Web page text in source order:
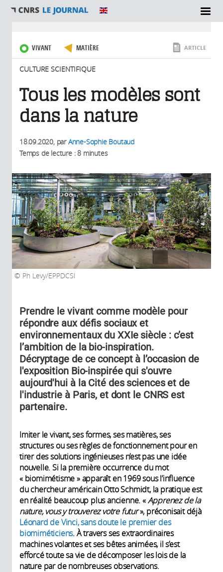
SECTIONS
VIVANT MATIÈRE
CULTURE SCIENTIFIQUE
ARTICLE
Tous les modèles sont
dans la nature
18.09.2020, parAnne-Sophie Boutaud
Temps de lecture : 8 minutes
Ph Levy/EPPDCSI
Prendre le vivant comme modèle pour
répondre aux défis sociaux et
environnementaux du XXIe siècle : c’est
l’ambition de la bio-inspiration.
Décryptage de ce concept à l’occasion de
l'exposition Bio-inspirée qui s'ouvre
aujourd'hui à la Cité des sciences et de
l'industrie à Paris, et dont le CNRS est
partenaire.
Imiter le vivant, ses formes, ses matières, ses
structures ou ses règles de fonctionnement pour en
tirer des solutions ingénieuses n’est pas une idée
nouvelle. Si la première occurrence du mot
« biomimétisme » apparaît en 1969 sous l’influence
du chercheur américain Otto Schmidt, la pratique est
en réalité beaucoup plus ancienne. «Apprenez de la
nature, vous y trouverez votre futur», préconisait déjà
Léonard de Vinci, sans doute le premier des
biomiméticiens. À travers ses extraordinaires
machines volantes et ses bêtes animées, il s’est
efforcé toute sa vie de décomposer les lois de la
nature par de nombreuses observations.